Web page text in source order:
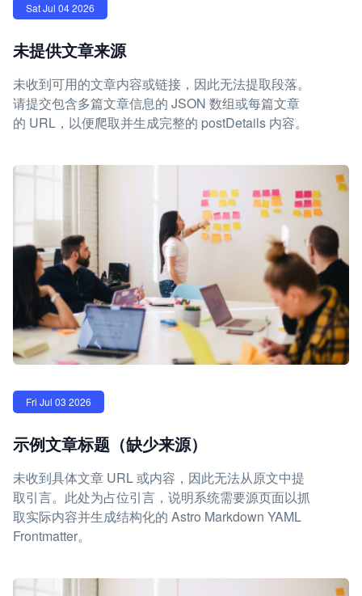
Sat Jul 04 2026
未提供文章来源
未收到可用的文章内容或链接，因此无法提取段落。
请提交包含多篇文章信息的 JSON 数组或每篇文章
的 URL，以便爬取并生成完整的 postDetails 内容。
Fri Jul 03 2026
示例文章标题（缺少来源）
未收到具体文章 URL 或内容，因此无法从原文中提
取引言。此处为占位引言，说明系统需要源页面以抓
取实际内容并生成结构化的 Astro Markdown YAML
Frontmatter。